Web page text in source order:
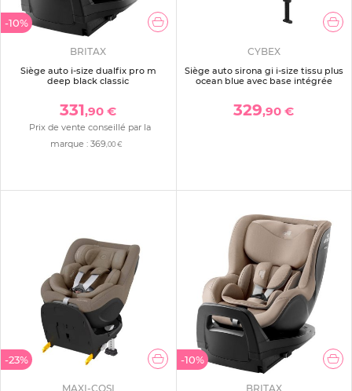
-10%
BRITAX
Siège auto i-size dualfix pro m
deep black classic
331,90 €
Prix de vente conseillé par la
marque :369,00 €
CYBEX
Siège auto sirona gi i-size tissu plus
ocean blue avec base intégrée
329,90 €
-23%
MAXI-COSI
-10%
BRITAX